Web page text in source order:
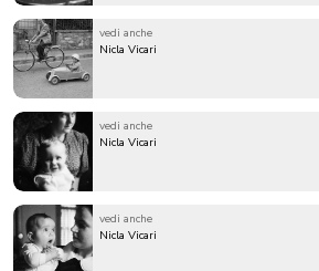
vedi anche
Nicla Vicari
vedi anche
Nicla Vicari
vedi anche
Nicla Vicari